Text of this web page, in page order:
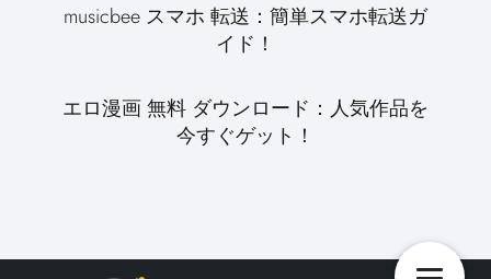
musicbee スマホ 転送：簡単スマホ転送ガ
イド！
エロ漫画 無料 ダウンロード：人気作品を
今すぐゲット！